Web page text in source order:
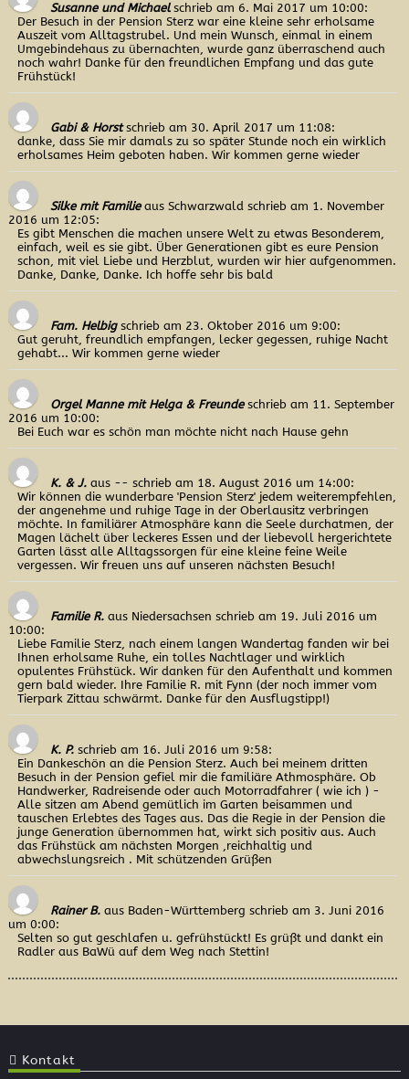
Susanne und Michael schrieb am 6. Mai 2017 um 10:00:
Der Besuch in der Pension Sterz war eine kleine sehr erholsame
Auszeit vom Alltagstrubel. Und mein Wunsch, einmal in einem
Umgebindehaus zu übernachten, wurde ganz überraschend auch
noch wahr! Danke für den freundlichen Empfang und das gute
Frühstück!
Gabi & Horst schrieb am 30. April 2017 um 11:08:
danke, dass Sie mir damals zu so später Stunde noch ein wirklich
erholsames Heim geboten haben. Wir kommen gerne wieder
Silke mit Familie aus Schwarzwald schrieb am 1. November
2016 um 12:05:
Es gibt Menschen die machen unsere Welt zu etwas Besonderem,
einfach, weil es sie gibt. Über Generationen gibt es eure Pension
schon, mit viel Liebe und Herzblut, wurden wir hier aufgenommen.
Danke, Danke, Danke. Ich hoffe sehr bis bald
Fam. Helbig schrieb am 23. Oktober 2016 um 9:00:
Gut geruht, freundlich empfangen, lecker gegessen, ruhige Nacht
gehabt... Wir kommen gerne wieder
Orgel Manne mit Helga & Freunde schrieb am 11. September
2016 um 10:00:
Bei Euch war es schön man möchte nicht nach Hause gehn
K. & J. aus -- schrieb am 18. August 2016 um 14:00:
Wir können die wunderbare 'Pension Sterz' jedem weiterempfehlen,
der angenehme und ruhige Tage in der Oberlausitz verbringen
möchte. In familiärer Atmosphäre kann die Seele durchatmen, der
Magen lächelt über leckeres Essen und der liebevoll hergerichtete
Garten lässt alle Alltagssorgen für eine kleine feine Weile
vergessen. Wir freuen uns auf unseren nächsten Besuch!
Familie R. aus Niedersachsen schrieb am 19. Juli 2016 um
10:00:
Liebe Familie Sterz, nach einem langen Wandertag fanden wir bei
Ihnen erholsame Ruhe, ein tolles Nachtlager und wirklich
opulentes Frühstück. Wir danken für den Aufenthalt und kommen
gern bald wieder. Ihre Familie R. mit Fynn (der noch immer vom
Tierpark Zittau schwärmt. Danke für den Ausflugstipp!)
K. P. schrieb am 16. Juli 2016 um 9:58:
Ein Dankeschön an die Pension Sterz. Auch bei meinem dritten
Besuch in der Pension gefiel mir die familiäre Athmosphäre. Ob
Handwerker, Radreisende oder auch Motorradfahrer ( wie ich ) -
Alle sitzen am Abend gemütlich im Garten beisammen und
tauschen Erlebtes des Tages aus. Das die Regie in der Pension die
junge Generation übernommen hat, wirkt sich positiv aus. Auch
das Frühstück am nächsten Morgen ,reichhaltig und
abwechslungsreich . Mit schützenden Grüßen
Rainer B. aus Baden-Württemberg schrieb am 3. Juni 2016
um 0:00:
Selten so gut geschlafen u. gefrühstückt! Es grüßt und dankt ein
Radler aus BaWü auf dem Weg nach Stettin!
Kontakt